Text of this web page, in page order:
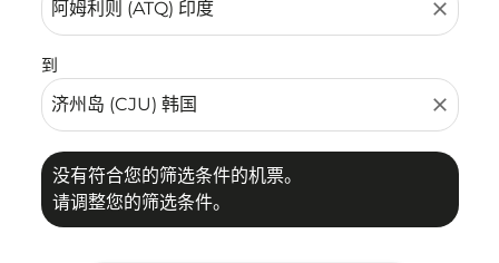
close
到
close
没有符合您的筛选条件的机票。
请调整您的筛选条件。